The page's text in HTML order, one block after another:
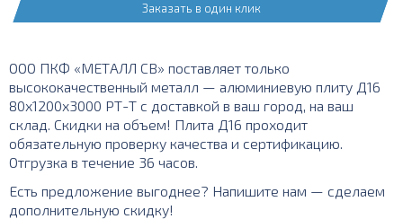
Заказать в один клик
ООО ПКФ «МЕТАЛЛ СВ» поставляет только
высококачественный металл — алюминиевую плиту Д16
80х1200х3000 РТ-Т с доставкой в ваш город, на ваш
склад. Скидки на объем! Плита Д16 проходит
обязательную проверку качества и сертификацию.
Отгрузка в течение 36 часов.
Есть предложение выгоднее? Напишите нам — сделаем
дополнительную скидку!